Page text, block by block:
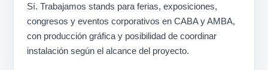
Sí. Trabajamos stands para ferias, exposiciones,
congresos y eventos corporativos en CABA y AMBA,
con producción gráfica y posibilidad de coordinar
instalación según el alcance del proyecto.